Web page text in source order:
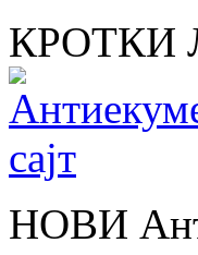
КРОТКИ
НОВИ